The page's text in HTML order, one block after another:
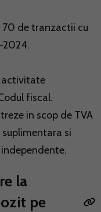
de tranzactii cu
fiscal.
in scop de TVA
si
la
pe